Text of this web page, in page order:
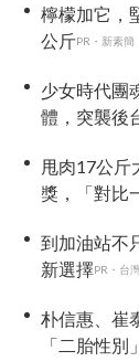
檸檬加它，
公斤PR・新素簡
少女時代團
體，突襲後
甩肉17公斤
獎，「對比
到加油站不
新選擇PR・台
朴信惠、崔
「二胎性別